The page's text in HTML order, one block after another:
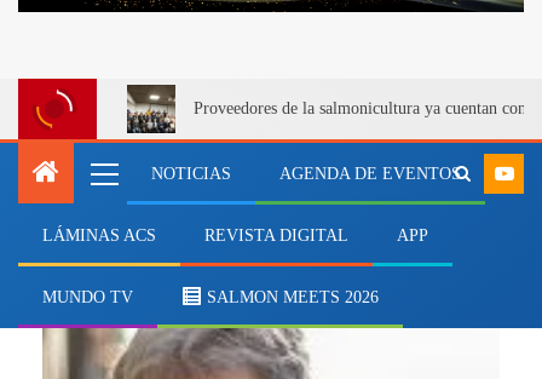
Proveedores de la salmonicultura ya cuentan con
NOTICIAS AGENDA DE EVENTOS
LÁMINAS ACS REVISTA DIGITAL APP
MUNDO TV SALMON MEETS 2026
CASA